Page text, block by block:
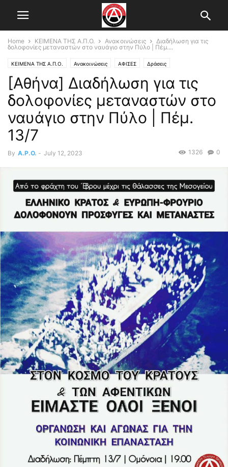
Home ΚΕΙΜΕΝΑ ΤΗΣ Α.Π.Ο. Ανακοινώσεις
Διαδήλωση για τις
δολοφονίες μεταναστών στο ναυάγιο στην Πύλο | Πέμ....
ΚΕΙΜΕΝΑ ΤΗΣ Α.Π.Ο. Ανακοινώσεις ΑΦΙΣΕΣ Δράσεις
Εκδηλώσεις-Καλέσματα Κεντρικό Άρθρο
[Αθήνα] Διαδήλωση για τις
δολοφονίες μεταναστών στο
ναυάγιο στην Πύλο | Πέμ.
13/7
By A.P.O. - July 12, 2023 0
1326